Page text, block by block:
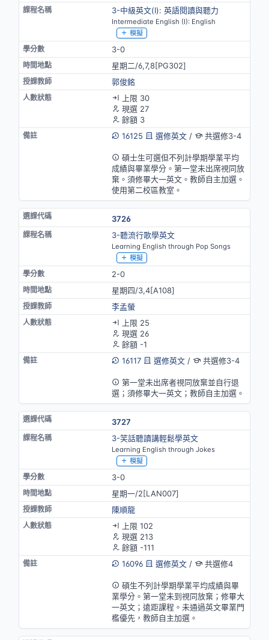
3-中級英文(I): 英語閱讀與聽力
Intermediate English (I): English
模擬
3-0
星期二/6,7,8[PG302]
郭俊銘
上限 30
現選 27
餘額 3
16125
選修英文/ 共選修3-4
碩士生可選但不列計學期學業平均
成績與畢業學分。第一堂未出席視同放
棄。須修畢大一英文。教師自主加選。
使用第二校區教室。
3726
3-聽流行歌學英文
Learning English through Pop Songs
模擬
2-0
星期四/3,4[A108]
李孟螢
上限 25
現選 26
餘額 -1
16117
選修英文/ 共選修3-4
第一堂未出席者視同放棄並自行退
選；須修畢大一英文；教師自主加選。
3727
3-笑話聽讀講輕鬆學英文
Learning English through Jokes
模擬
3-0
星期一/2[LAN007]
陳順龍
上限 102
現選 213
餘額 -111
16096
選修英文/ 共選修4
碩生不列計學期學業平均成績與畢
業學分。第一堂未到視同放棄；修畢大
一英文；遠距課程。未通過英文畢業門
檻優先，教師自主加選。